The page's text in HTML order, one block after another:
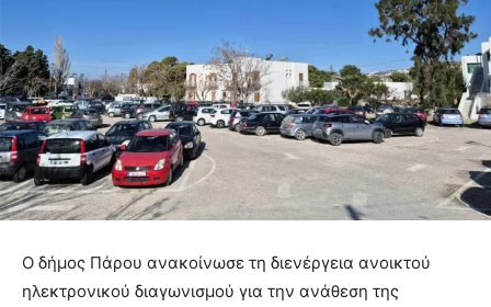
Ο δήμος Πάρου ανακοίνωσε τη διενέργεια ανοικτού
ηλεκτρονικού διαγωνισμού για την ανάθεση της